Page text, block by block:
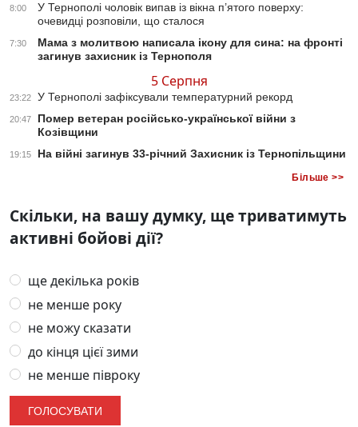
8:00
У Тернополі чоловік випав із вікна п’ятого поверху:
очевидці розповіли, що сталося
7:30
Мама з молитвою написала ікону для сина: на фронті
загинув захисник із Тернополя
5 Серпня
23:22 У Тернополі зафіксували температурний рекорд
20:47
Помер ветеран російсько-української війни з
Козівщини
19:15 На війні загинув 33-річний Захисник із Тернопільщини
Більше >>
Скільки, на вашу думку, ще триватимуть
активні бойові дії?
ще декілька років
не менше року
не можу сказати
до кінця цієї зими
не менше півроку